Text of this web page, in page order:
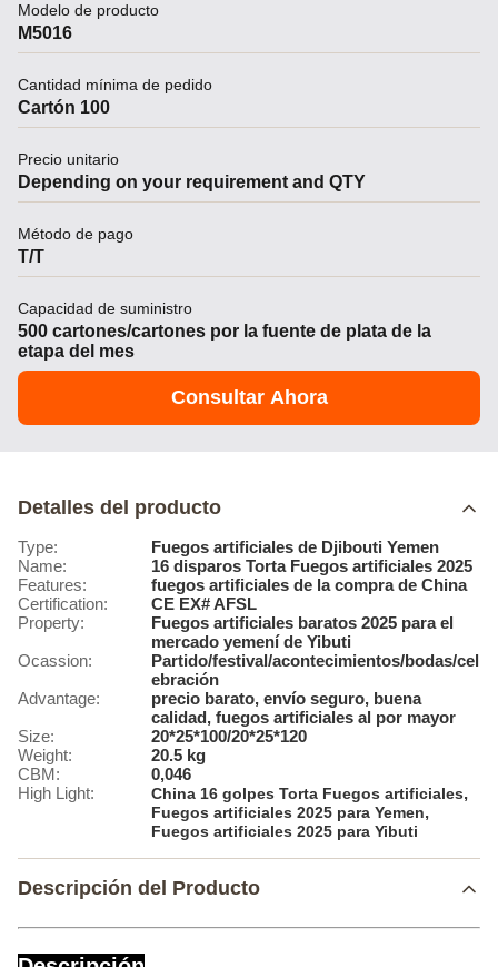
Modelo de producto
M5016
Cantidad mínima de pedido
Cartón 100
Precio unitario
Depending on your requirement and QTY
Método de pago
T/T
Capacidad de suministro
500 cartones/cartones por la fuente de plata de la
etapa del mes
Consultar Ahora
Detalles del producto
Type:
Fuegos artificiales de Djibouti Yemen
Name:
16 disparos Torta Fuegos artificiales 2025
Features:
fuegos artificiales de la compra de China
Certification:
CE EX# AFSL
Property:
Fuegos artificiales baratos 2025 para el
mercado yemení de Yibuti
Ocassion:
Partido/festival/acontecimientos/bodas/cel
ebración
Advantage:
precio barato, envío seguro, buena
calidad, fuegos artificiales al por mayor
Size:
20*25*100/20*25*120
Weight:
20.5 kg
CBM:
0,046
High Light:
China 16 golpes Torta Fuegos artificiales,
Fuegos artificiales 2025 para Yemen,
Fuegos artificiales 2025 para Yibuti
Descripción del Producto